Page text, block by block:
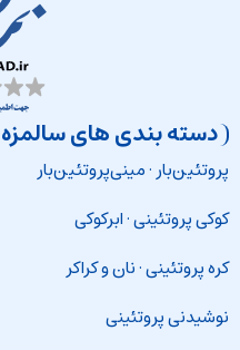
دسته بندی های سالمزه
پروتئین‌بار·مینی‌پروتئین‌بار
کوکی پروتئینی·ابرکوکی
کره پروتئینی·نان و کراکر
نوشیدنی پروتئینی